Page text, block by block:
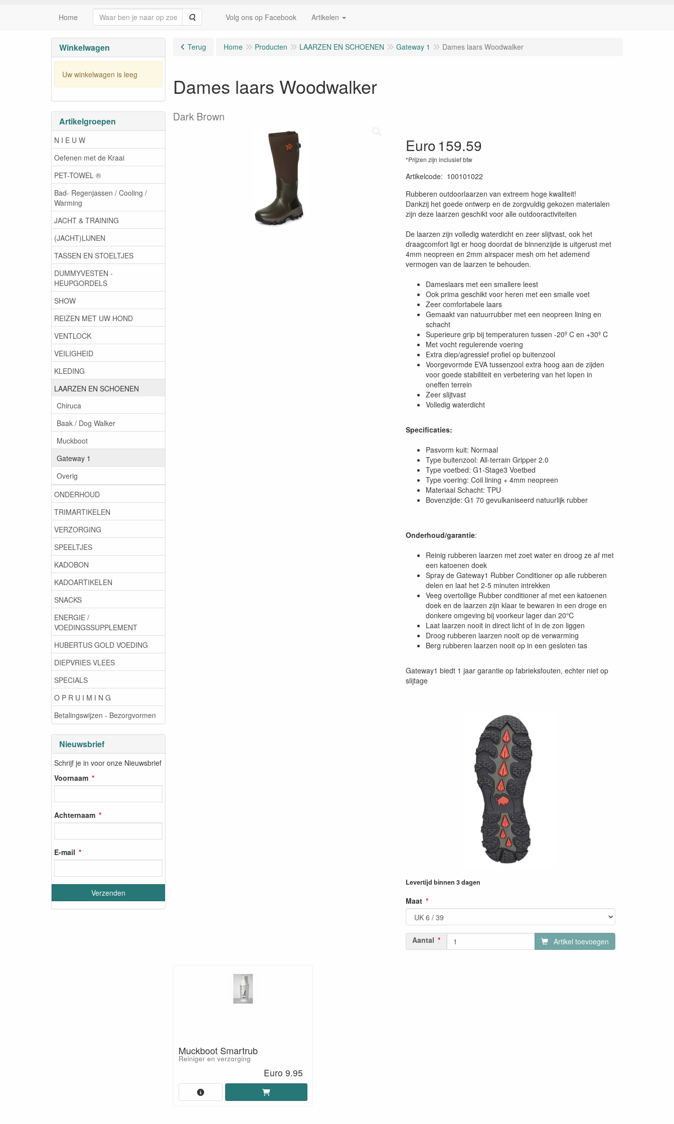
Home Zoeken Volg ons op Facebook Artikelen
Winkelwagen
Uw winkelwagen is leeg
Artikelgroepen
N I E U W
Oefenen met de Kraai
PET-TOWEL ®
Bad- Regenjassen / Cooling /
Warming
JACHT & TRAINING
(JACHT)LIJNEN
TASSEN EN STOELTJES
DUMMYVESTEN -
HEUPGORDELS
SHOW
REIZEN MET UW HOND
VENTLOCK
VEILIGHEID
KLEDING
LAARZEN EN SCHOENEN
Chiruca
Baak / Dog Walker
Muckboot
Gateway 1
Overig
ONDERHOUD
TRIMARTIKELEN
VERZORGING
SPEELTJES
KADOBON
KADOARTIKELEN
SNACKS
ENERGIE /
VOEDINGSSUPPLEMENT
HUBERTUS GOLD VOEDING
DIEPVRIES VLEES
SPECIALS
O P R U I M I N G
Betalingswijzen - Bezorgvormen
Nieuwsbrief
Schrijf je in voor onze Nieuwsbrief
Voornaam
Achternaam
E-mail
Terug Home Producten LAARZEN EN SCHOENEN Gateway 1 Dames laars Woodwalker
Dames laars Woodwalker
Dark Brown
Euro159.59
*Prijzen zijn inclusief btw
Artikelcode: 100101022
Rubberen outdoorlaarzen van extreem hoge kwaliteit!
Dankzij het goede ontwerp en de zorgvuldig gekozen materialen
zijn deze laarzen geschikt voor alle outdooractiviteiten
De laarzen zijn volledig waterdicht en zeer slijtvast, ook het
draagcomfort ligt er hoog doordat de binnenzijde is uitgerust met
4mm neopreen en 2mm airspacer mesh om het ademend
vermogen van de laarzen te behouden.
Dameslaars met een smallere leest
Ook prima geschikt voor heren met een smalle voet
Zeer comfortabele laars
Gemaakt van natuurrubber met een neopreen lining en
schacht
Superieure grip bij temperaturen tussen -20º C en +30º C
Met vocht regulerende voering
Extra diep/agressief profiel op buitenzool
Voorgevormde EVA tussenzool extra hoog aan de zijden
voor goede stabiliteit en verbetering van het lopen in
oneffen terrein
Zeer slijtvast
Volledig waterdicht
Specificaties:
Pasvorm kuit: Normaal
Type buitenzool: All-terrain Gripper 2.0
Type voetbed: G1-Stage3 Voetbed
Type voering: Coil lining + 4mm neopreen
Materiaal Schacht: TPU
Bovenzijde: G1 70 gevulkaniseerd natuurlijk rubber
Onderhoud/garantie:
Reinig rubberen laarzen met zoet water en droog ze af met
een katoenen doek
Spray de Gateway1 Rubber Conditioner op alle rubberen
delen en laat het 2-5 minuten intrekken
Veeg overtollige Rubber conditioner af met een katoenen
doek en de laarzen zijn klaar te bewaren in een droge en
donkere omgeving bij voorkeur lager dan 20℃
Laat laarzen nooit in direct licht of in de zon liggen
Droog rubberen laarzen nooit op de verwarming
Berg rubberen laarzen nooit op in een gesloten tas
Gateway1 biedt 1 jaar garantie op fabrieksfouten, echter niet op
slijtage
Levertijd binnen 3 dagen
Maat
Aantal Artikel toevoegen
Muckboot Smartrub
Reiniger en verzorging
Euro 9.95